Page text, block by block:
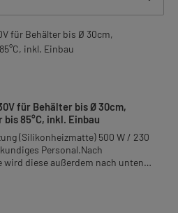
für Behälter bis Ø 30cm,
85°C, inkl. Einbau
(Silikonheizmatte) 500 W / 230
Personal.Nach
wird diese außerdem nach unten
thermostatisch